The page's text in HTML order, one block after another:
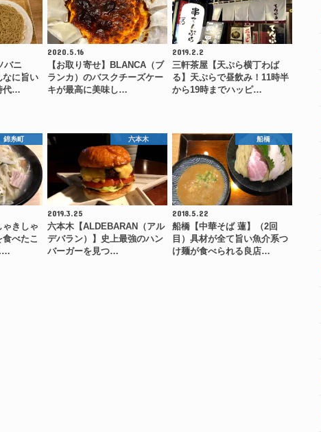
バニ
なに旨い
代…
2020.5.16
【お取り寄せ】BLANCA（ブ
ランカ）のバスクチーズケー
キが最高に美味し…
2019.2.2
三軒茶屋【天ぷら横丁わば
る】天ぷらで昼飲み！11時半
から19時までハッピ…
錦糸町
ゃきしゃ
食べたこ
六本木
2019.3.25
六本木【ALDEBARAN（アル
デバラン）】史上最強のハン
バーガーを見つ…
船橋
2018.5.22
船橋【中華そば 蓮】（2回
目）具材が全て旨い魚介系つ
け麺が食べられる良店…